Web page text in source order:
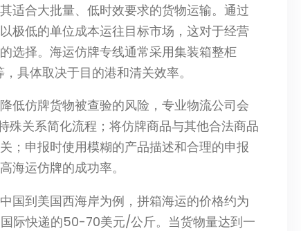
适合大批量、低时效要求的货物运输。通过
极低的单位成本运往目标市场，这对于经营
选择。海运仿牌专线通常采用集装箱整柜
具体取决于目的港和清关效率。
低仿牌货物被查验的风险，专业物流公司会
殊关系简化流程；将仿牌商品与其他合法商品
；申报时使用模糊的产品描述和合理的申报
海运仿牌的成功率。
国到美国西海岸为例，拼箱海运的价格约为
际快递的50-70美元/公斤。当货物量达到一